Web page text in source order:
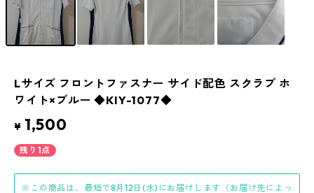
Lサイズ フロントファスナー サイド配色 スクラブ ホ
ワイト×ブルー ◆KIY-1077◆
¥ 1,500
残り1点
※この商品は、最短で8月12日(水)にお届けします（お届け先によっ